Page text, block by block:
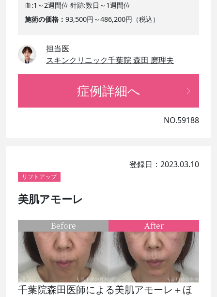
血:1～2週間位 針跡:数日～1週間位
施術の価格
93,500円～486,200円（税込）
担当医
スキンクリニック千葉院 森田 磨理夫
症例詳細へ
NO.59188
登録日：2023.03.10
リフトアップ
美肌アモーレ
千葉院森田医師による美肌アモーレ＋ほ
Before After